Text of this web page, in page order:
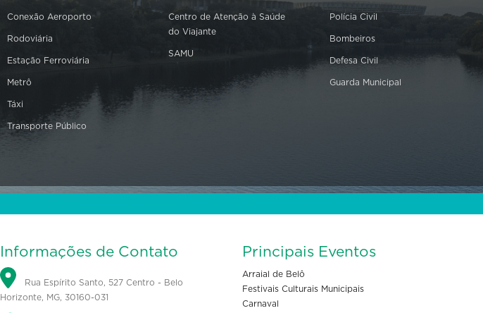
Conexão Aeroporto
Rodoviária
Estação Ferroviária
Metrô
Táxi
Transporte Público
Centro de Atenção à Saúde
do Viajante
SAMU
Polícia Civil
Bombeiros
Defesa Civil
Guarda Municipal
Informações de Contato
Rua Espírito Santo, 527 Centro - Belo
Horizonte, MG, 30160-031
Principais Eventos
Arraial de Belô
Festivais Culturais Municipais
Carnaval